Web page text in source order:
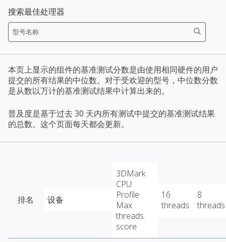
搜索最佳处理器
本页上显示的组件的基准测试分数是由使用相同硬件的用户
提交的所有结果的中位数。对于受欢迎的型号，中位数分数
是从数以万计的基准测试结果中计算出来的。
普及度是基于过去 30 天内所有测试中提交的基准测试结果
的总数。这个页面每天都会更新。
排名 设备
3DMark
CPU
Profile
Max
threads
score
16
threads
8
threads